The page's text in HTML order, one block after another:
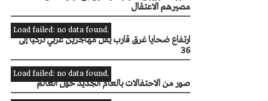
مصيرهم الاعتقال
Load failed: no data found.
ارتفاع ضحايا غرق قارب يقل مهاجرين غربي تركيا إلى
36
Load failed: no data found.
صور من الاحتفالات بالعام الجديد حول العالم